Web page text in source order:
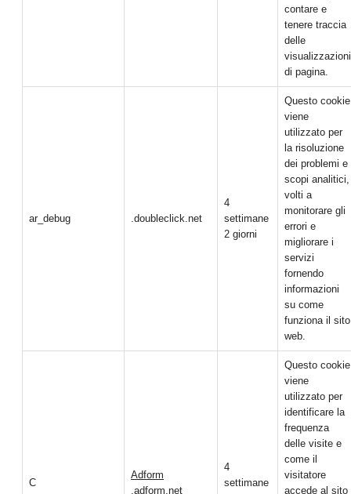
contare e
tenere traccia
delle
visualizzazioni
di pagina.
ar_debug .doubleclick.net
4
settimane
2 giorni
Questo cookie
viene
utilizzato per
la risoluzione
dei problemi e
scopi analitici,
volti a
monitorare gli
errori e
migliorare i
servizi
fornendo
informazioni
su come
funziona il sito
web.
C
Adform
.adform.net
4
settimane
Questo cookie
viene
utilizzato per
identificare la
frequenza
delle visite e
come il
visitatore
accede al sito